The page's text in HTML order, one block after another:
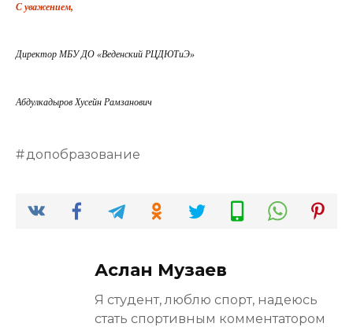
С уважением,
Директор МБУ ДО «Веденский РЦДЮТиЭ»
Абдулкадыров Хусейн Рамзанович
допобразование
Аслан Музаев
Я студент, люблю спорт, надеюсь
стать спортивным комментатором